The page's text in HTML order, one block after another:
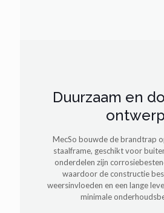
Duurzaam en
MecSo bouwde de brandtrap
staalframe, geschikt voor
onderdelen zijn
waardoor de constructie
weersinvloeden en een lange
minimale